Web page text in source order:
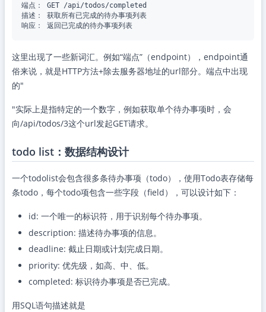
端点： GET /api/todos/completed
描述： 获取所有已完成的待办事项列表
这里出现了一些新词汇。例如“端点”（endpoint），endpoint通
俗来说，就是HTTP方法+除去服务器地址的url部分。端点中出现
的"
"实际上是指特定的一个数字，例如获取单个待办事项时，会
向/api/todos/3这个url发起GET请求。
todo list：数据结构设计
一个todolist会包含很多条待办事项（todo），使用Todo表存储每
条todo，每个todo项包含一些字段（field），可以设计如下：
id: 一个唯一的标识符，用于识别每个待办事项。
description: 描述待办事项的信息。
deadline: 截止日期或计划完成日期。
priority: 优先级，如高、中、低。
completed: 标识待办事项是否已完成。
用SQL语句描述就是